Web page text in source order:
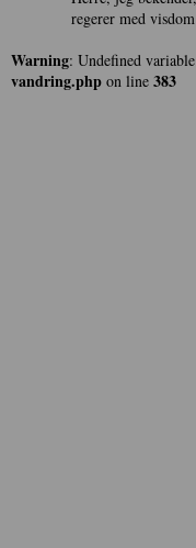
regerer med visdom og retfærdighed.
Warning: Undefined
vandring.php on line 383